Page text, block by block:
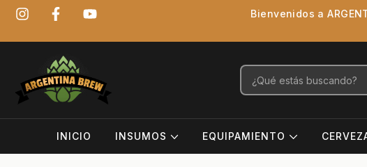
Bienvenidos a
INICIO INSUMOS EQUIPAMIENTO